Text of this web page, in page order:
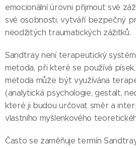
emocionální úrovni přijmout své
své osobnosti, vytváří bezpečný
neodžitých traumatických zážitků.
Sandtray není terapeutický
metoda, při které se používá
metoda může být využívána
(analytická psychologie, gestalt,
které ji budou určovat směr a
vlastního myšlenkového
Často se zaměňuje termín